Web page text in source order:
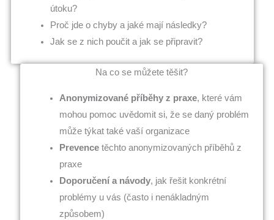
útoku?
Proč jde o chyby a jaké mají následky?
Jak se z nich poučit a jak se připravit?
Na co se můžete těšit?
Anonymizované příběhy z praxe, které vám
mohou pomoc uvědomit si, že se daný problém
může týkat také vaší organizace
Prevencetěchto anonymizovaných příběhů z
praxe
Doporučení a návody, jak řešit konkrétní
problémy u vás (často i nenákladným
způsobem)